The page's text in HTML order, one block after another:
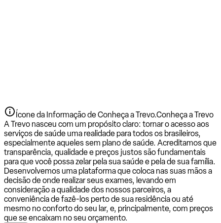
Ícone da Informação de Conheça a Trevo.Conheça a Trevo
A Trevo nasceu com um propósito claro: tornar o acesso aos
serviços de saúde uma realidade para todos os brasileiros,
especialmente aqueles sem plano de saúde. Acreditamos que
transparência, qualidade e preços justos são fundamentais
para que você possa zelar pela sua saúde e pela de sua família.
Desenvolvemos uma plataforma que coloca nas suas mãos a
decisão de onde realizar seus exames, levando em
consideração a qualidade dos nossos parceiros, a
conveniência de fazê-los perto de sua residência ou até
mesmo no conforto do seu lar, e, principalmente, com preços
que se encaixam no seu orçamento.